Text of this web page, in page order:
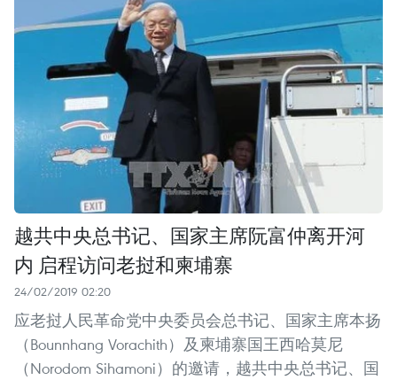
越共中央总书记、国家主席阮富仲离开河
内 启程访问老挝和柬埔寨
24/02/2019 02:20
应老挝人民革命党中央委员会总书记、国家主席本扬
（Bounnhang Vorachith）及柬埔寨国王西哈莫尼
（Norodom Sihamoni）的邀请，越共中央总书记、国